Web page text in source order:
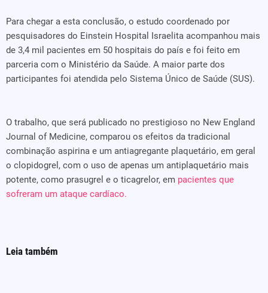
Para chegar a esta conclusão, o estudo coordenado por
pesquisadores do Einstein Hospital Israelita acompanhou mais
de 3,4 mil pacientes em 50 hospitais do país e foi feito em
parceria com o Ministério da Saúde. A maior parte dos
participantes foi atendida pelo Sistema Único de Saúde (SUS).
O trabalho, que será publicado no prestigioso no New England
Journal of Medicine, comparou os efeitos da tradicional
combinação aspirina e um antiagregante plaquetário, em geral
o clopidogrel, com o uso de apenas um antiplaquetário mais
potente, como prasugrel e o ticagrelor, em pacientes que
sofreram um ataque cardíaco.
Leia também